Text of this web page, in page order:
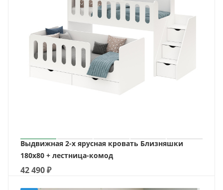
Выдвижная 2-х ярусная кровать Близняшки
180х80 + лестница-комод
42 490₽